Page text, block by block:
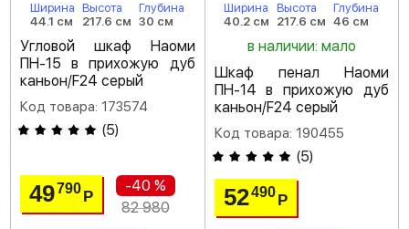
Ширина
44.1 см
Высота
217.6 см
Глубина
30 см
Угловой шкаф Наоми
ПН-15 в прихожую дуб
каньон/F24 серый
Код товара: 173574
(5)
49790Р
-40 %
82 980
Ширина
40.2 см
Высота
217.6 см
Глубина
46 см
в наличии: мало
Шкаф пенал Наоми
ПН-14 в прихожую дуб
каньон/F24 серый
Код товара: 190455
(5)
52490 Р